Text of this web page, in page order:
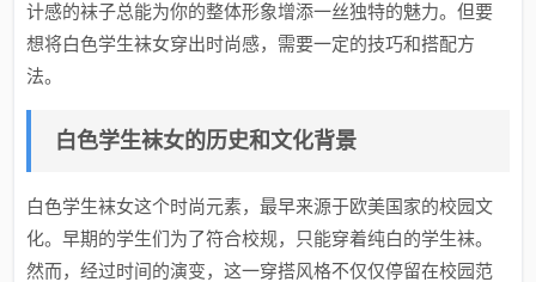
计感的袜子总能为你的整体形象增添一丝独特的魅力。但要
想将白色学生袜女穿出时尚感，需要一定的技巧和搭配方
法。
白色学生袜女的历史和文化背景
白色学生袜女这个时尚元素，最早来源于欧美国家的校园文
化。早期的学生们为了符合校规，只能穿着纯白的学生袜。
然而，经过时间的演变，这一穿搭风格不仅仅停留在校园范